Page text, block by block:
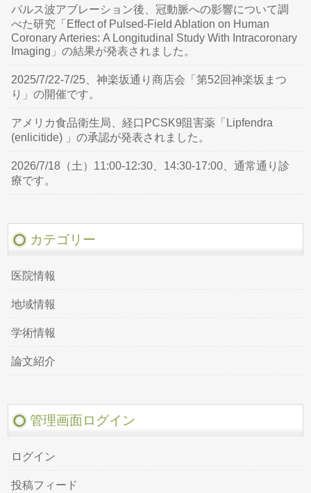
パルス波アブレーション後、冠動脈への影響について調
べた研究「Effect of Pulsed-Field Ablation on Human
Coronary Arteries: A Longitudinal Study With Intracoronary
Imaging」の結果が発表されました。
2025/7/22-7/25、神楽坂通り商店会「第52回神楽坂まつ
り」の開催です。
アメリカ食品衛生局、経口PCSK9阻害薬「Lipfendra
(enlicitide) 」の承認が発表されました。
2026/7/18（土）11:00-12:30、14:30-17:00、通常通り診
療です。
カテゴリー
医院情報
地域情報
学術情報
論文紹介
管理画面ログイン
ログイン
投稿フィード